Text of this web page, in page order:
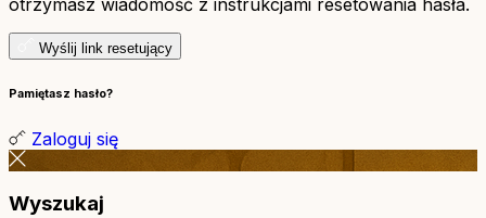
Wyślij link resetujący
Pamiętasz hasło?
Zaloguj się
Wyszukaj